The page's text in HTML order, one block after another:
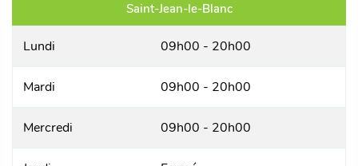
Saint-Jean-le-Blanc
Lundi 09h00 - 20h00
Mardi 09h00 - 20h00
Mercredi 09h00 - 20h00